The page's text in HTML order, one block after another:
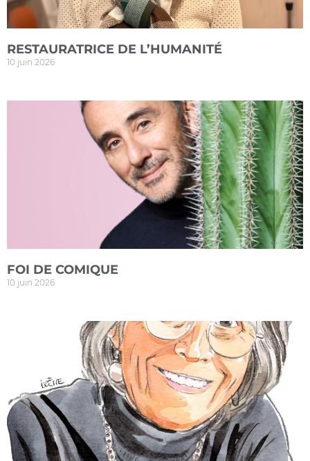
RESTAURATRICE DE L’HUMANITÉ
10 juin 2026
FOI DE COMIQUE
10 juin 2026